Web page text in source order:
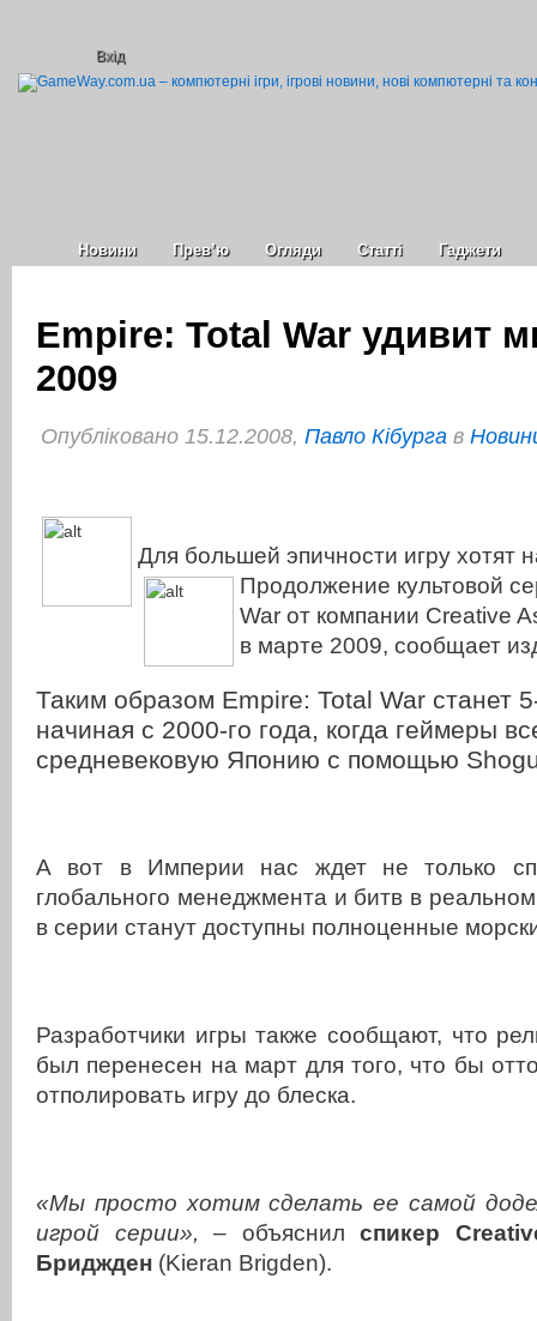
Вхід
Новини Прев’ю Огляди Статті Гаджети
Empire: Total War удивит
2009
Опубліковано 15.12.2008, Павло Кібурга в
Для большей эпичности игру хотят
Продолжение культовой
War от компании Creative
в марте 2009, сообщает
Таким образом Empire: Total War станет
начиная с 2000-го года, когда геймеры
средневековую Японию с помощью
А вот в Империи нас ждет не только
глобального менеджмента и битв в
в серии станут доступны полноценные
Разработчики игры также сообщают, что
был перенесен на март для того, что бы
отполировать игру до блеска.
«Мы просто хотим сделать ее самой
игрой серии», – объяснилспикер
Бриджден (Kieran Brigden).